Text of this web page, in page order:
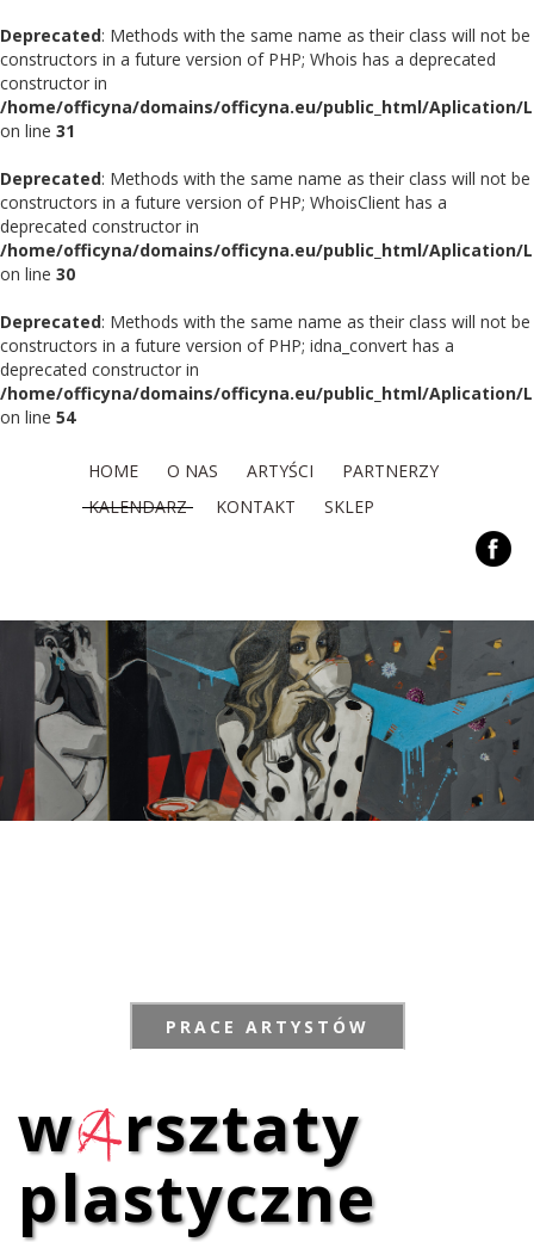
Deprecated: Methods with the same name as their class will not be
constructors in a future version of PHP; Whois has a deprecated
constructor in
/home/officyna/domains/officyna.eu/public_html/Aplication/
on line 31
Deprecated: Methods with the same name as their class will not be
constructors in a future version of PHP; WhoisClient has a
deprecated constructor in
/home/officyna/domains/officyna.eu/public_html/Aplication/
on line 30
Deprecated: Methods with the same name as their class will not be
constructors in a future version of PHP; idna_convert has a
deprecated constructor in
/home/officyna/domains/officyna.eu/public_html/Aplication/
on line 54
HOME O NAS ARTYŚCI
PARTNERZY
KALENDARZ
KONTAKT SKLEP
PRACE ARTYSTÓW
warsztaty
plastyczne